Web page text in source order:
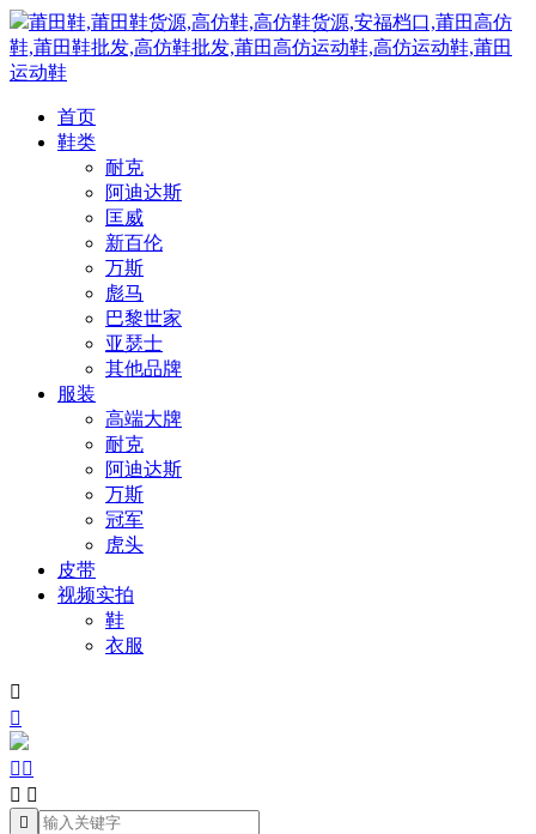
莆田鞋,莆田鞋货源,高仿鞋,高仿鞋货源,安福档口,莆田高仿
鞋,莆田鞋批发,高仿鞋批发,莆田高仿运动鞋,高仿运动鞋,莆田
运动鞋
首页
鞋类
耐克
阿迪达斯
匡威
新百伦
万斯
彪马
巴黎世家
亚瑟士
其他品牌
服装
高端大牌
耐克
阿迪达斯
万斯
冠军
虎头
皮带
视频实拍
鞋
衣服


 
 
